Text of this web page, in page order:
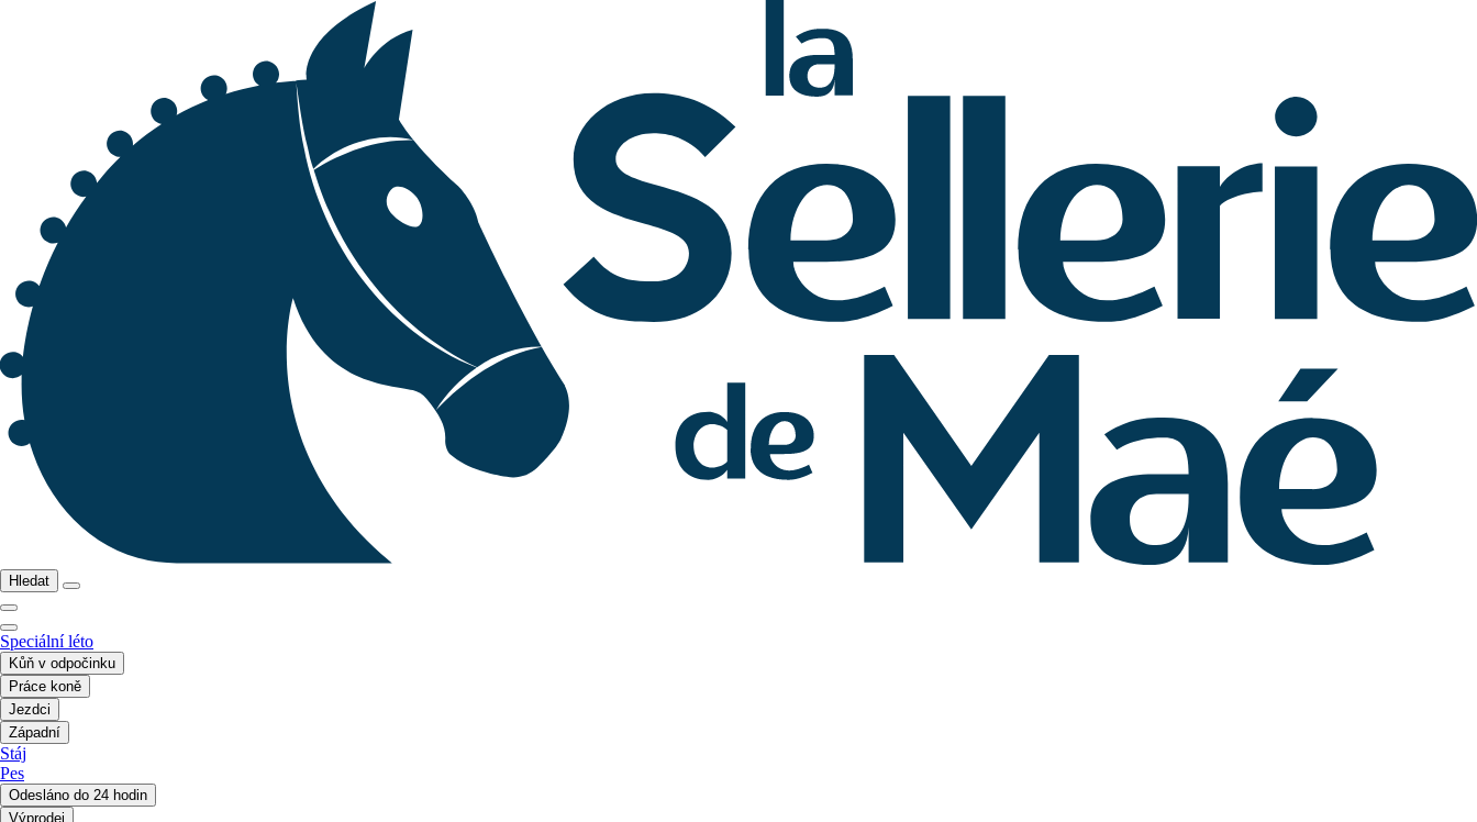
Hledat
Speciální léto
Kůň v odpočinku
Práce koně
Jezdci
Západní
Stáj
Pes
Odesláno do 24 hodin
Výprodej